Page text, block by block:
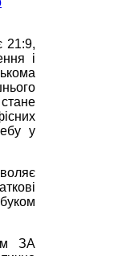
21:9,
і
у
ЗА